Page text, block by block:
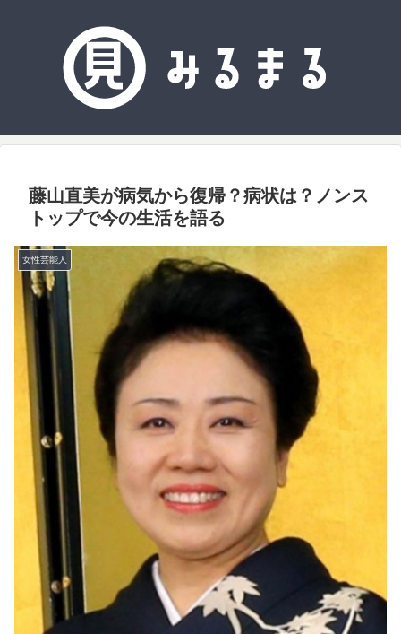
藤山直美が病気から復帰？病状は？ノンス
トップで今の生活を語る
女性芸能人